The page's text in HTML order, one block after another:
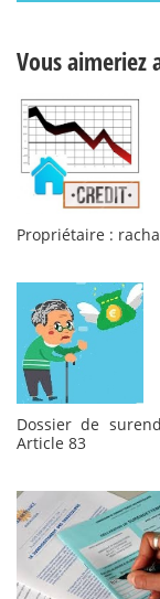
Vous aimeriez
Propriétaire :
Dossier de
Article 83